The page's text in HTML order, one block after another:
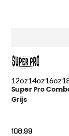
12oz14oz16oz
Super Pro
Grijs
108.99